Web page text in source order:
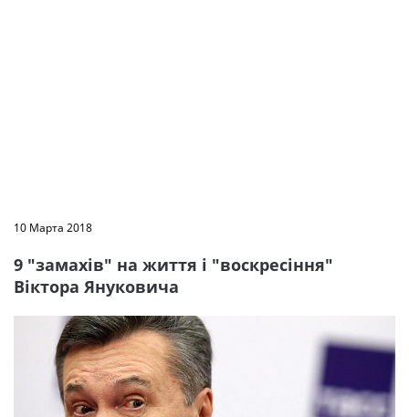
10 Марта 2018
9 "замахів" на життя і "воскресіння"
Віктора Януковича